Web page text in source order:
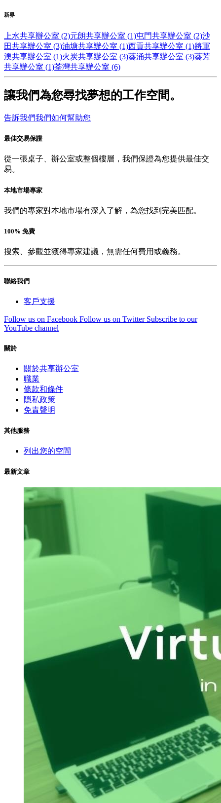
新界
上水共享辦公室 (2)元朗共享辦公室 (1)屯門共享辦公室 (2)沙
田共享辦公室 (3)油塘共享辦公室 (1)西貢共享辦公室 (1)將軍
澳共享辦公室 (1)火炭共享辦公室 (3)葵涌共享辦公室 (3)葵芳
共享辦公室 (1)荃灣共享辦公室 (6)
讓我們為您尋找夢想的工作空間。
告訴我們我們如何幫助您
最佳交易保證
從一張桌子、辦公室或整個樓層，我們保證為您提供最佳交
易。
本地市場專家
我們的專家對本地市場有深入了解，為您找到完美匹配。
100% 免費
搜索、參觀並獲得專家建議，無需任何費用或義務。
聯絡我們
客戶支援
Follow us on Facebook Follow us on Twitter Subscribe to our
YouTube channel
關於
關於共享辦公室
職業
條款和條件
隱私政策
免責聲明
其他服務
列出您的空間
最新文章